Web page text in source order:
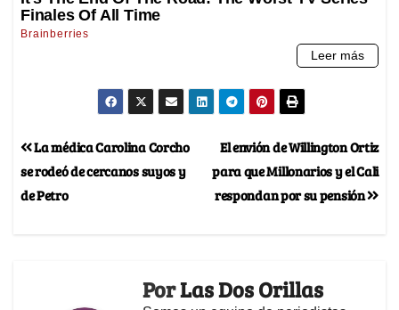
El envión de Willington Ortiz
para que Millonarios y el Cali
respondan por su pensión
La médica Carolina Corcho
se rodeó de cercanos suyos y
de Petro
PorLas Dos Orillas